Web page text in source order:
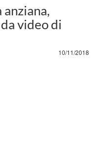
video di
10/11/2018